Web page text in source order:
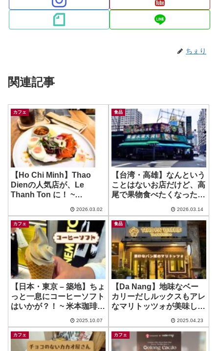
ちぇり
関連記事
カフェ
【Ho Chi Minh】Thao
Dienの人気店が、Le
Thanh Ton に！ ~
2026.03.02
食品
【台湾・高雄】なんという
ことはないお店だけど、高
尾で果物食べたくなった時
水果行 Jingsheng
shuiguo hang
2026.03.14
カフェ
【日本・東京 – 築地】ちょ
っと一息にコーヒーソフト
はいかが？！ ~ 米本珈琲
2025.10.07
食品
【Da Nang】地味なベー
カリーだしルックスもアレ
なマリトッツォが美味しか
2025.04.23
カフェ カフェ